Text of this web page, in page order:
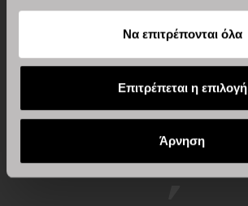
Να επιτρέπονται όλα
Επιτρέπεται η επιλογή
Άρνηση
δες όλους